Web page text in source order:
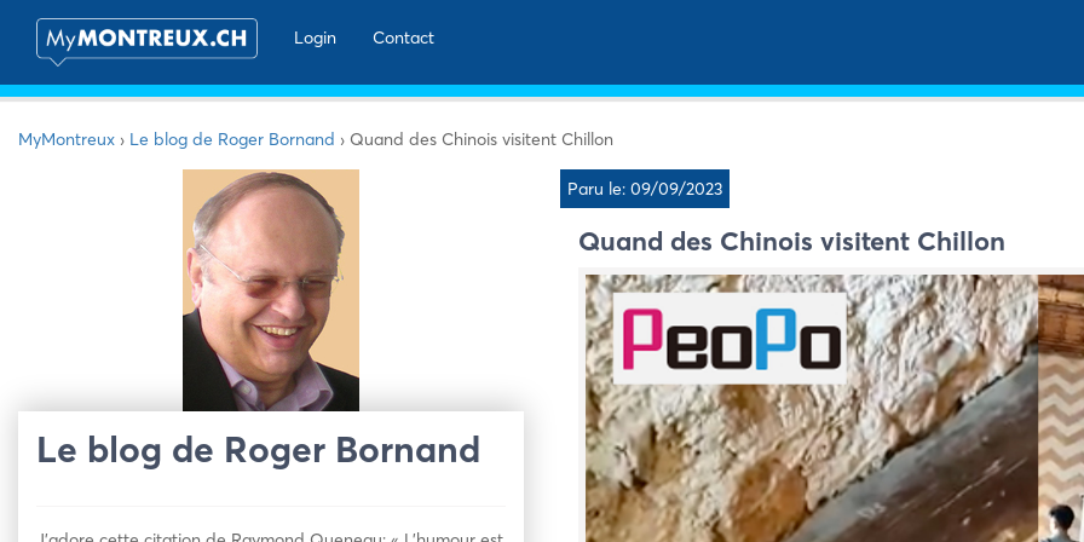
Login
Contact
MyMontreux › Le blog de Roger Bornand › Quand des Chinois visitent Chillon
Le blog de Roger Bornand
Paru le: 09/09/2023
Quand des Chinois visitent Chillon